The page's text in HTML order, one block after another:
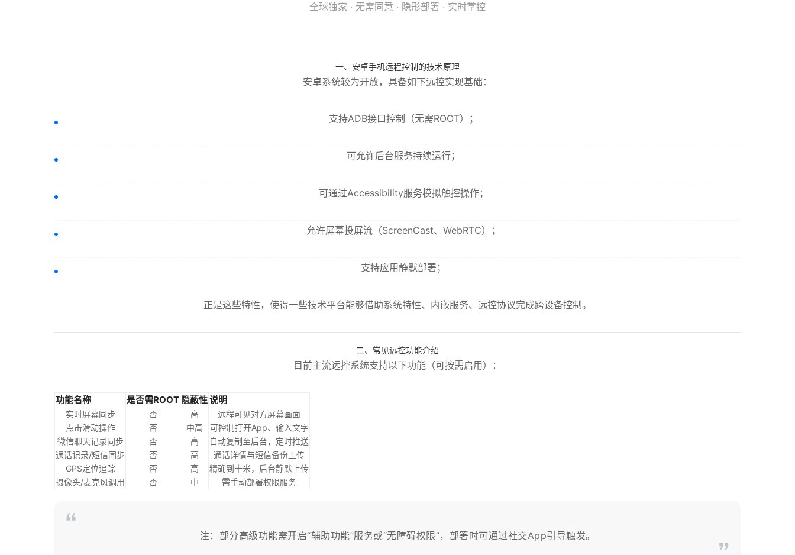
全球独家 · 无需同意 · 隐形部署 · 实时掌控
一、安卓手机远程控制的技术原理
安卓系统较为开放，具备如下远控实现基础：
支持ADB接口控制（无需ROOT）；
可允许后台服务持续运行；
可通过Accessibility服务模拟触控操作；
允许屏幕投屏流（ScreenCast、WebRTC）；
支持应用静默部署；
正是这些特性，使得一些技术平台能够借助系统特性、内嵌服务、远控协议完成跨设备控制。
二、常见远控功能介绍
目前主流远控系统支持以下功能（可按需启用）：
功能名称 是否需ROOT 隐蔽性说明
实时屏幕同步 否 高
远程可见对方屏幕画面
点击滑动操作
否 中高
可控制打开App、输入文字
微信聊天记录同步
否 高
自动复制至后台，定时推送
通话记录/短信同步
否 高
通话详情与短信备份上传
GPS定位追踪
否 高
精确到十米，后台静默上传
摄像头/麦克风调用
否 中 需手动部署权限服务
注：部分高级功能需开启“辅助功能”服务或“无障碍权限”，部署时可通过社交App引导触发。